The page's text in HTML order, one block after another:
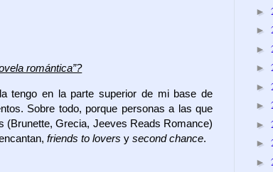
romántica”?
tengo en la parte superior de mi base de
Sobre todo, porque personas a las que
(Brunette, Grecia, Jeeves Reads Romance)
friends to lovers y second chance.
►
►
►
►
►
►
►
►
►